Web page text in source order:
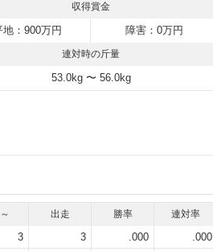
収得賞金
地：900万円 障害：0万円
連対時の斤量
53.0kg 〜 56.0kg
出走 勝率 連対率
3 3 .000
.000